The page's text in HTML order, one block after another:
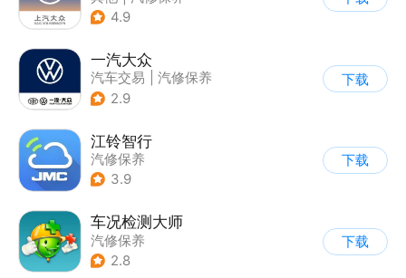
4.9
一汽大众
汽车交易
汽修保养
2.9
下载
江铃智行
汽修保养
3.9
下载
车况检测大师
汽修保养
2.8
下载